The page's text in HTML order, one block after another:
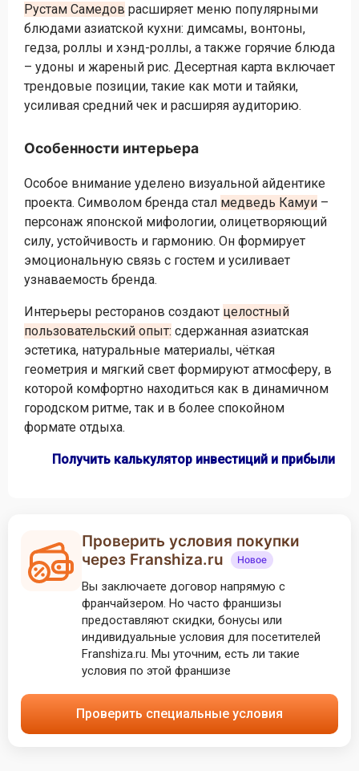
Рустам Самедов расширяет меню популярными
блюдами азиатской кухни: димсамы, вонтоны,
гедза, роллы и хэнд-роллы, а также горячие блюда
– удоны и жареный рис. Десертная карта включает
трендовые позиции, такие как моти и тайяки,
усиливая средний чек и расширяя аудиторию.
Особенности интерьера
Особое внимание уделено визуальной айдентике
проекта. Символом бренда стал медведь Камуи –
персонаж японской мифологии, олицетворяющий
силу, устойчивость и гармонию. Он формирует
эмоциональную связь с гостем и усиливает
узнаваемость бренда.
Интерьеры ресторанов создают целостный
пользовательский опыт: сдержанная азиатская
эстетика, натуральные материалы, чёткая
геометрия и мягкий свет формируют атмосферу, в
которой комфортно находиться как в динамичном
городском ритме, так и в более спокойном
формате отдыха.
Получить калькулятор инвестиций и прибыли
Проверить условия покупки
через Franshiza.ru
Новое
Вы заключаете договор напрямую с
франчайзером. Но часто франшизы
предоставляют скидки, бонусы или
индивидуальные условия для посетителей
Franshiza.ru. Мы уточним, есть ли такие
условия по этой франшизе
Проверить специальные условия